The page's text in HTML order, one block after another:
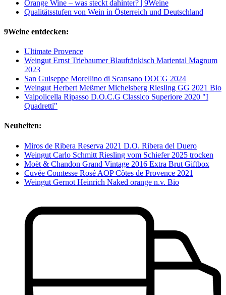
Orange Wine – was steckt dahinter? | 9Weine
Qualitätsstufen von Wein in Österreich und Deutschland
9Weine entdecken:
Ultimate Provence
Weingut Ernst Triebaumer Blaufränkisch Mariental Magnum
2023
San Guiseppe Morellino di Scansano DOCG 2024
Weingut Herbert Meßmer Michelsberg Riesling GG 2021 Bio
Valpolicella Ripasso D.O.C.G Classico Superiore 2020 "I
Quadretti"
Neuheiten:
Miros de Ribera Reserva 2021 D.O. Ribera del Duero
Weingut Carlo Schmitt Riesling vom Schiefer 2025 trocken
Moët & Chandon Grand Vintage 2016 Extra Brut Giftbox
Cuvée Comtesse Rosé AOP Côtes de Provence 2021
Weingut Gernot Heinrich Naked orange n.v. Bio